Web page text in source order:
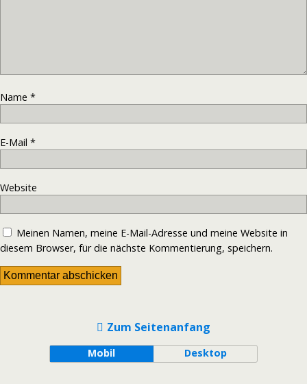
Name *
E-Mail *
Website
Meinen Namen, meine E-Mail-Adresse und meine Website in
diesem Browser, für die nächste Kommentierung, speichern.
Zum Seitenanfang
Mobil Desktop